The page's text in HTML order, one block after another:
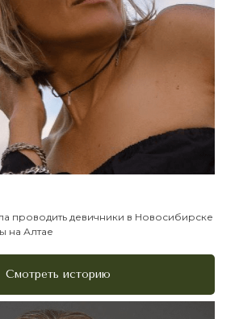
проводить девичники в Новосибирске
на Алтае
Смотреть историю
Политикой
получение